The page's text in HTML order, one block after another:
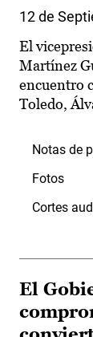
12 de
El
Martínez
encuentro
Toledo,
Notas de
Fotos
Cortes
El